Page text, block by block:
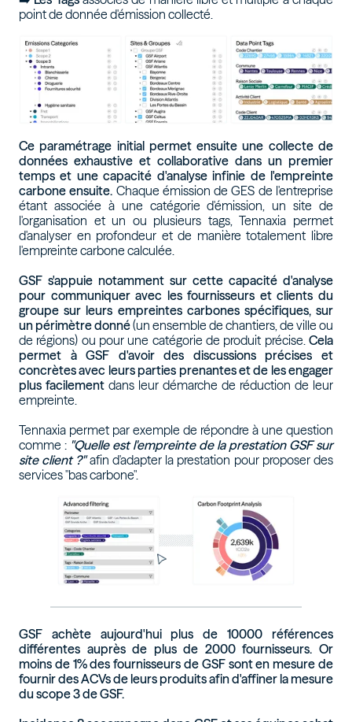
point de donnée d'émission collecté.
Ce paramétrage initial permet ensuite une collecte de
données exhaustive et collaborative dans un premier
temps et une capacité d'analyse infinie de l'empreinte
carbone ensuite. Chaque émission de GES de l'entreprise
étant associée à une catégorie d'émission, un site de
l'organisation et un ou plusieurs tags, Tennaxia permet
d'analyser en profondeur et de manière totalement libre
l'empreinte carbone calculée.
GSF s'appuie notamment sur cette capacité d'analyse
pour communiquer avec les fournisseurs et clients du
groupe sur leurs empreintes carbones spécifiques, sur
un périmètre donné(un ensemble de chantiers, de ville ou
de régions) ou pour une catégorie de produit précise. Cela
permet à GSF d'avoir des discussions précises et
concrètes avec leurs parties prenantes et de les engager
plus facilement dans leur démarche de réduction de leur
empreinte.
Tennaxia permet par exemple de répondre à une question
comme : "Quelle est l'empreinte de la prestation GSF sur
site client ?"afin d'adapter la prestation pour proposer des
services "bas carbone".
GSF achète aujourd'hui plus de 10000 références
différentes auprès de plus de 2000 fournisseurs. Or
moins de 1% des fournisseurs de GSF sont en mesure de
fournir des ACVs de leurs produits afin d'affiner la mesure
du scope 3 de GSF.